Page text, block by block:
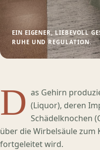
EIN EIGENER, LIEBEVOLL
RUHE UND REGULATION.
D as Gehirn
(Liquor), deren
Schädelknochen
über die Wirbelsäule zum
fortgeleitet wird.